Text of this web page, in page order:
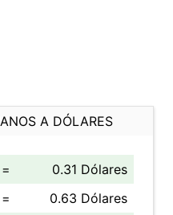
A DÓLARES
=
0.31 Dólares
=
0.63 Dólares